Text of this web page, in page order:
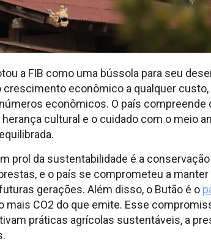
a FIB como uma bússola para seu
econômico a qualquer
econômicos. O país compreende
cultural e o cuidado com o meio
prol da sustentabilidade é a
e o país se comprometeu a
gerações. Além disso, o Butão é o
mais CO2 do que emite. Esse
práticas agrícolas sustentáveis, a